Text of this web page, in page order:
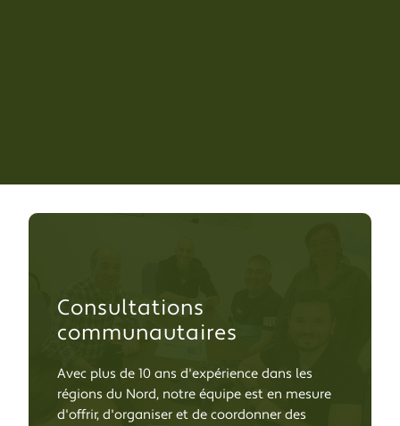
Consultations
communautaires
Avec plus de 10 ans d'expérience dans les
régions du Nord, notre équipe est en mesure
d'offrir, d'organiser et de coordonner des